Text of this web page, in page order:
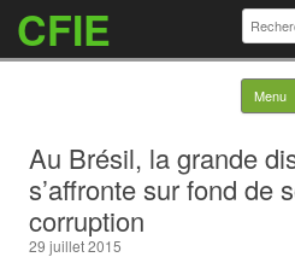
CFIE
Menu
Au Brésil, la grande
s’affronte sur fond de
corruption
29 juillet 2015